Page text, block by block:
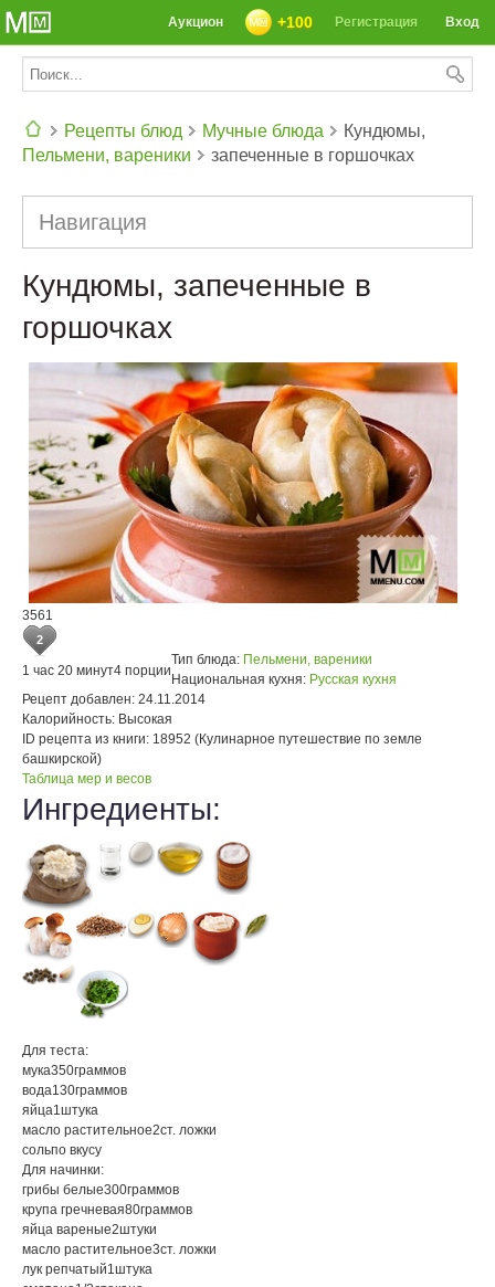
Вход
Регистрация
+100
Аукцион
Рецепты блюд
Мучные блюда
Пельмени, вареники
Кундюмы,
запеченные в горшочках
Навигация
Кундюмы, запеченные в
горшочках
3561
2
1 час 20 минут4 порции
Тип блюда: Пельмени, вареники
Национальная кухня: Русская кухня
Рецепт добавлен: 24.11.2014
Калорийность: Высокая
ID рецепта из книги: 18952 (Кулинарное путешествие по земле
башкирской)
Таблица мер и весов
Ингредиенты:
Для теста:
мука350граммов
вода130граммов
яйца1штука
масло растительное2ст. ложки
сольпо вкусу
Для начинки:
грибы белые300граммов
крупа гречневая80граммов
яйца вареные2штуки
масло растительное3ст. ложки
лук репчатый1штука